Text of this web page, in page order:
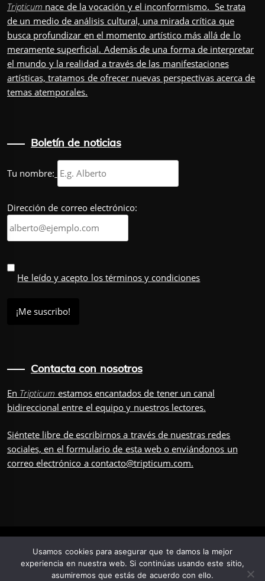
Tripticum nace de la vocación y el inconformismo. Se trata
de un medio de análisis cultural, una mirada crítica que
busca profundizar en el momento artístico más allá de lo
meramente superficial. Además de una forma de interpretar
el mundo y la realidad a través de las manifestaciones
artísticas, tratamos de ofrecer nuevas perspectivas acerca de
temas atemporales.
Boletín de noticias
Tu nombre:
Dirección de correo electrónico:
He leído y acepto los términos y condiciones
Contacta con nosotros
En Tripticum estamos encantados de tener un canal
bidireccional entre el equipo y nuestros lectores.
Siéntete libre de escribirnos a través de nuestras redes
sociales, en el formulariode esta web o enviándonos un
correo electrónico a contacto@tripticum.com.
IUVENIS, POR
TRIPULACIÓN CONTÁCTANOS POSDATA
Usamos cookies para asegurar que te damos la mejor
experiencia en nuestra web. Si continúas usando este sitio,
asumiremos que estás de acuerdo con ello.